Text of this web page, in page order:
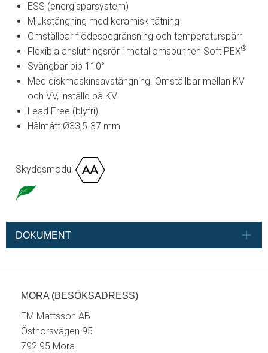
ESS (energisparsystem)
Mjukstängning med keramisk tätning
Omställbar flödesbegränsning och temperaturspärr
Flexibla anslutningsrör i metallomspunnen Soft PEX®
Svängbar pip 110°
Med diskmaskinsavstängning. Omställbar mellan KV
och VV, inställd på KV
Lead Free (blyfri)
Hålmått Ø33,5-37 mm
Skyddsmodul
DOKUMENT
MORA (BESÖKSADRESS)
FM Mattsson AB
Östnorsvägen 95
792 95 Mora